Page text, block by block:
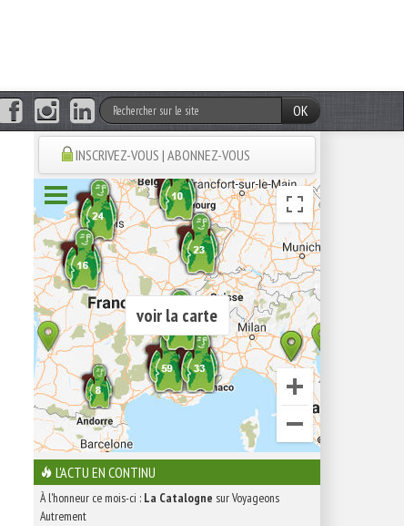
OK
INSCRIVEZ-VOUS | ABONNEZ-VOUS
voir la carte
L'ACTU EN CONTINU
À l'honneur ce mois-ci : La Catalogne sur Voyageons
Autrement